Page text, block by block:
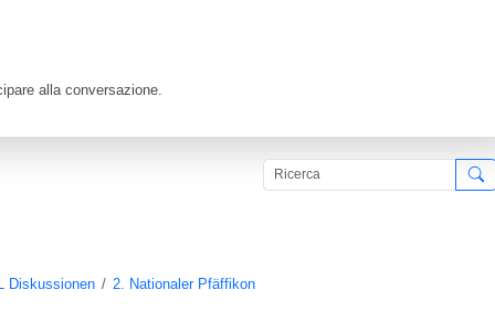
alla conversazione.
Diskussionen 2. Nationaler Pfäffikon